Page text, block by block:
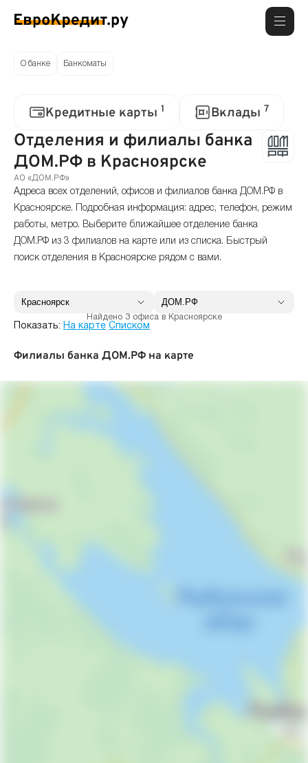
О банке Банкоматы
Кредитные карты 1 Вклады 7
Отделения и филиалы банка
ДОМ.РФ в Красноярске
АО «ДОМ.РФ»
Адреса всех отделений, офисов и филиалов банка ДОМ.РФ в
Красноярске. Подробная информация: адрес, телефон, режим
работы, метро. Выберите ближайшее отделение банка
ДОМ.РФ из 3 филиалов на карте или из списка. Быстрый
поиск отделения в Красноярске рядом с вами.
Найдено 3 офиса в Красноярске
Показать: На карте Списком
Филиалы банка ДОМ.РФ на карте